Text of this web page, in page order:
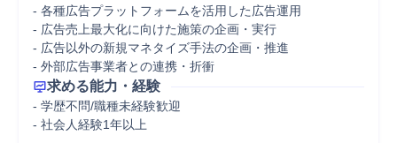
- 各種広告プラットフォームを活用した広告運用
- 広告売上最大化に向けた施策の企画・実行
- 広告以外の新規マネタイズ手法の企画・推進
- 外部広告事業者との連携・折衝
求める能力・経験
- 学歴不問/職種未経験歓迎
- 社会人経験1年以上